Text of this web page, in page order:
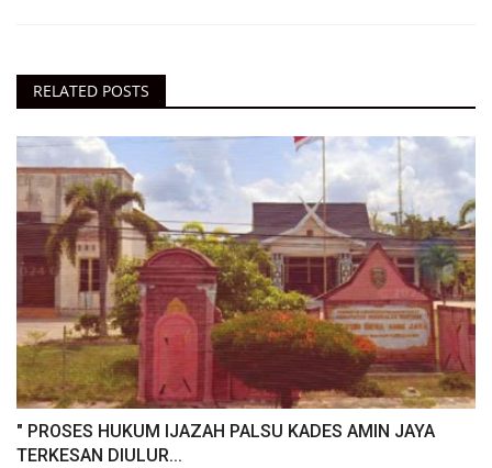
RELATED POSTS
" PROSES HUKUM IJAZAH PALSU KADES AMIN JAYA
TERKESAN DIULUR...